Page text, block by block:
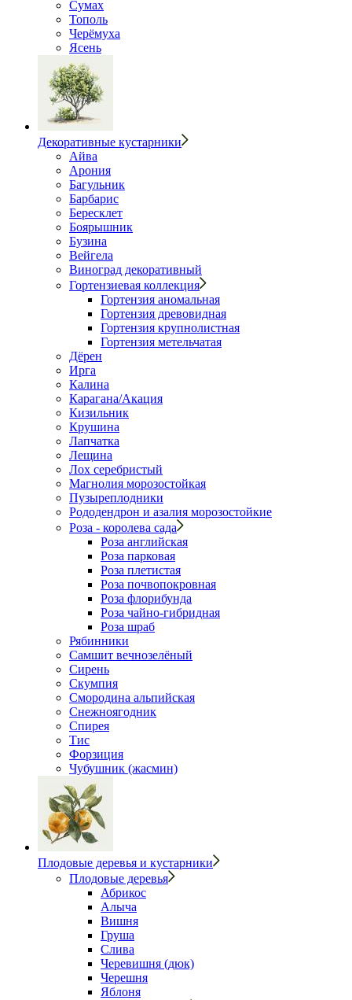
Сумах
Тополь
Черёмуха
Ясень
Декоративные кустарники
Айва
Арония
Багульник
Барбарис
Бересклет
Боярышник
Бузина
Вейгела
Виноград декоративный
Гортензиевая коллекция
Гортензия аномальная
Гортензия древовидная
Гортензия крупнолистная
Гортензия метельчатая
Дёрен
Ирга
Калина
Карагана/Акация
Кизильник
Крушина
Лапчатка
Лещина
Лох серебристый
Магнолия морозостойкая
Пузыреплодники
Рододендрон и азалия морозостойкие
Роза - королева сада
Роза английская
Роза парковая
Роза плетистая
Роза почвопокровная
Роза флорибунда
Роза чайно-гибридная
Роза шраб
Рябинники
Самшит вечнозелёный
Сирень
Скумпия
Смородина альпийская
Снежноягодник
Спирея
Тис
Форзиция
Чубушник (жасмин)
Плодовые деревья и кустарники
Плодовые деревья
Абрикос
Алыча
Вишня
Груша
Слива
Черевишня (дюк)
Черешня
Яблоня